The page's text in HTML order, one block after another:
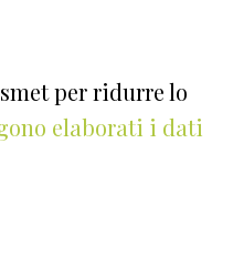
per ridurre lo
elaborati i dati